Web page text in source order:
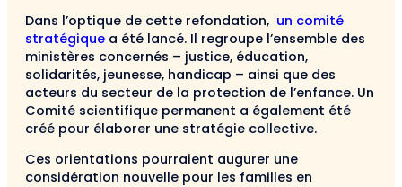
Dans l’optique de cette refondation, un comité
stratégique a été lancé. Il regroupe l’ensemble des
ministères concernés – justice, éducation,
solidarités, jeunesse, handicap – ainsi que des
acteurs du secteur de la protection de l’enfance. Un
Comité scientifique permanent a également été
créé pour élaborer une stratégie collective.
Ces orientations pourraient augurer une
considération nouvelle pour les familles en